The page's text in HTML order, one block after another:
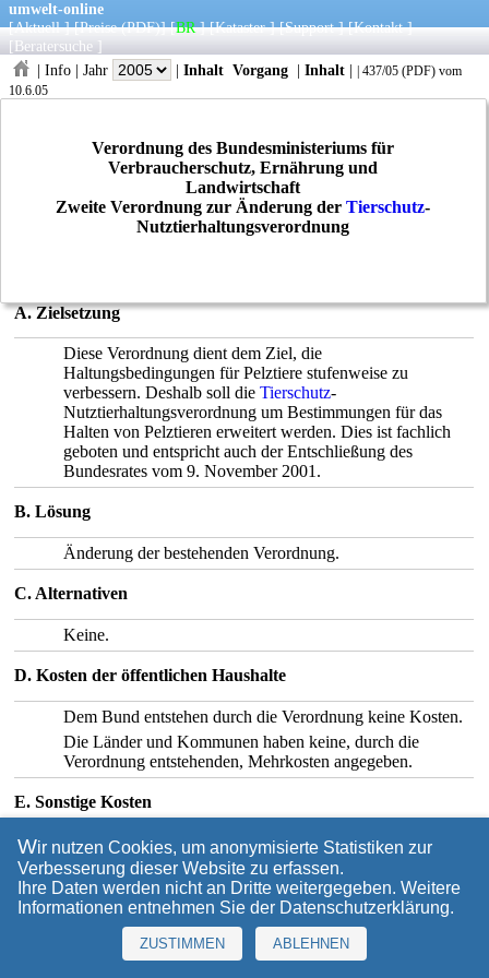
umwelt-online
[Aktuell] [Preise (PDF)] [BR] [Kataster] [Support] [Kontakt]
[ Beratersuche ]
| Info | Jahr | Inhalt Vorgang | Inhalt | 437/05 (PDF) vom
10.6.05
Verordnung des Bundesministeriums für
Verbraucherschutz, Ernährung und
Landwirtschaft
Zweite Verordnung zur Änderung derTierschutz-
Nutztierhaltungsverordnung
A. Zielsetzung
Diese Verordnung dient dem Ziel, die
Haltungsbedingungen für Pelztiere stufenweise zu
verbessern. Deshalb soll dieTierschutz-
Nutztierhaltungsverordnung um Bestimmungen für das
Halten von Pelztieren erweitert werden. Dies ist fachlich
geboten und entspricht auch der Entschließung des
Bundesrates vom 9. November 2001.
B. Lösung
Änderung der bestehenden Verordnung.
C. Alternativen
Keine.
D. Kosten der öffentlichen Haushalte
Dem Bund entstehen durch die Verordnung keine Kosten.
Die Länder und Kommunen haben keine, durch die
Verordnung entstehenden, Mehrkosten angegeben.
E. Sonstige Kosten
Durch die Neuregelung können für die Wirtschaft,
insbesondere für kleinere und mittlere Unternehmen,
zusätzliche Kosten entstehen. Bestimmte
Einzelpreiseffekte können nicht ausgeschlossen werden.
insbesondere auf das Verbraucherpreisniveau, sind jedoch
nicht zu erwarten.
Wir nutzen Cookies, um anonymisierte Statistiken zur
Verbesserung dieser Website zu erfassen.
Ihre Daten werden nicht an Dritte weitergegeben. Weitere
Informationen entnehmen Sie der Datenschutzerklärung.
ZUSTIMMEN ABLEHNEN